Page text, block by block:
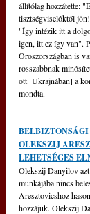
állítólag hozzátette:
tisztségviselőktől
"Így intézik itt a
igen, itt ez így van".
Oroszországban is
rosszabbnak
ott [Ukrajnában] a
mondta.
OLEKSZIJ
LEHETSÉGES
Olekszij Danyilov
munkájába nincs
Aresztovicshoz
hozzájuk. Olekszij